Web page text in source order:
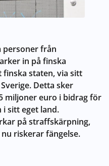
personer från
in på finska
staten, via sitt
Detta sker
miljoner euro i bidrag för
sitt eget land.
på straffskärpning,
riskerar fängelse.